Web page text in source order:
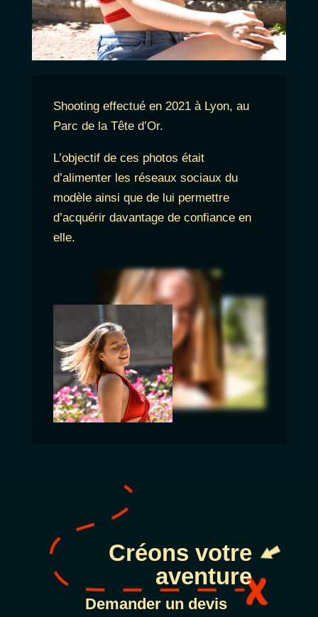
Shooting effectué en 2021 à Lyon, au
Parc de la Tête d’Or.
L’objectif de ces photos était
d’alimenter les réseaux sociaux du
modèle ainsi que de lui permettre
d’acquérir davantage de confiance en
elle.
Demander un devis
Créons votre
aventure